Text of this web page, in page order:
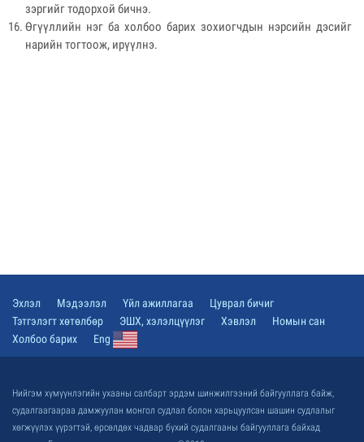
зэргийг тодорхой бичнэ.
Өгүүллийн нэг ба холбоо барих зохиогчдын нэрсийн дэсийг
нарийн тогтоож, ирүүлнэ.
Эхлэл Мэдээлэл Үйл ажиллагаа
Цуврал бичиг
Тэтгэлэгт хөтөлбөр
ЭШХ, хэлэлцүүлэг Хэвлэл
Номын сан
Холбоо барих
Eng
Нийгэм хүмүүнлэгийн ухааны салбарт эрдэм шинжилгээний байгууллага байж,
судалгаагаараа дамжуулан монгол судлал болон харьцуулсан шашин судлалыг
хөгжүүлэх үүрэгтэй, өрсөлдөх чадвар бүхий судалгааны байгууллага байхад